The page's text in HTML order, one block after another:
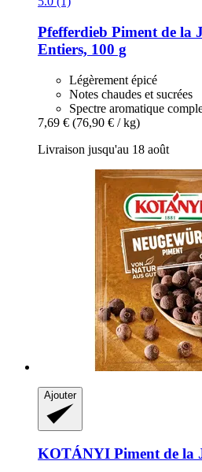
Pfefferdieb Piment de la
Entiers, 100 g
Légèrement épicé
Notes chaudes et sucrées
Spectre aromatique
7,69 € (76,90 € / kg)
Livraison jusqu'au 18 août
Ajouter
KOTÁNYI Piment de la